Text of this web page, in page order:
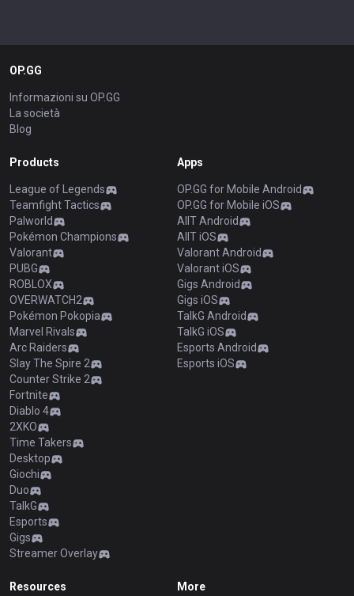
OP.GG
Informazioni su OP.GG
La società
Blog
Products
League of Legends
Teamfight Tactics
Palworld
Pokémon Champions
Valorant
PUBG
ROBLOX
OVERWATCH2
Pokémon Pokopia
Marvel Rivals
Arc Raiders
Slay The Spire 2
Counter Strike 2
Fortnite
Diablo 4
2XKO
Time Takers
Desktop
Giochi
Duo
TalkG
Esports
Gigs
Streamer Overlay
Apps
OP.GG for Mobile Android
OP.GG for Mobile iOS
AllT Android
AllT iOS
Valorant Android
Valorant iOS
Gigs Android
Gigs iOS
TalkG Android
TalkG iOS
Esports Android
Esports iOS
Resources More